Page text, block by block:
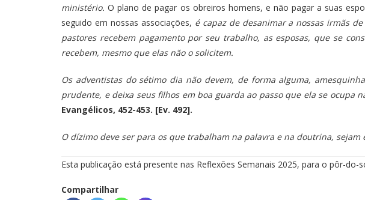
ministério. O plano de pagar os obreiros homens, e não pagar a suas
seguido em nossas associações, é capaz de desanimar a nossas irmãs
pastores recebem pagamento por seu trabalho, as esposas, que se
recebem, mesmo que elas não o solicitem.
Os adventistas do sétimo dia não devem, de forma alguma,
prudente, e deixa seus filhos em boa guarda ao passo que ela se ocupa
Evangélicos, 452-453. [Ev. 492].
O dízimo deve ser para os que trabalham na palavra e na doutrina, sejam
Esta publicação está presente nas Reflexões Semanais 2025, para o pôr-do-
Compartilhar